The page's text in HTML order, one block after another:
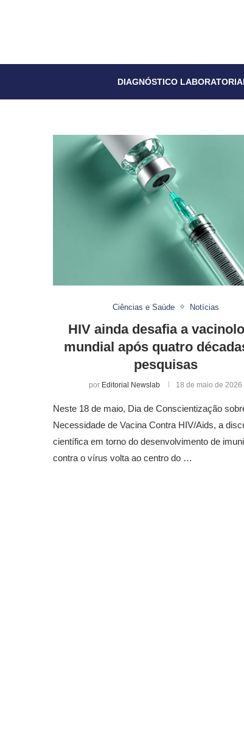
DIAGNÓSTICO
Ciências e Saúde Notícias
HIV ainda desafia a
mundial após quatro
pesquisas
por Editorial Newslab 18 de maio de 2026
Neste 18 de maio, Dia de Conscientização
Necessidade de Vacina Contra HIV/Aids, a
científica em torno do desenvolvimento de
contra o vírus volta ao centro do …